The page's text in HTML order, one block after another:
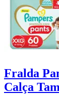
Fralda
Calça